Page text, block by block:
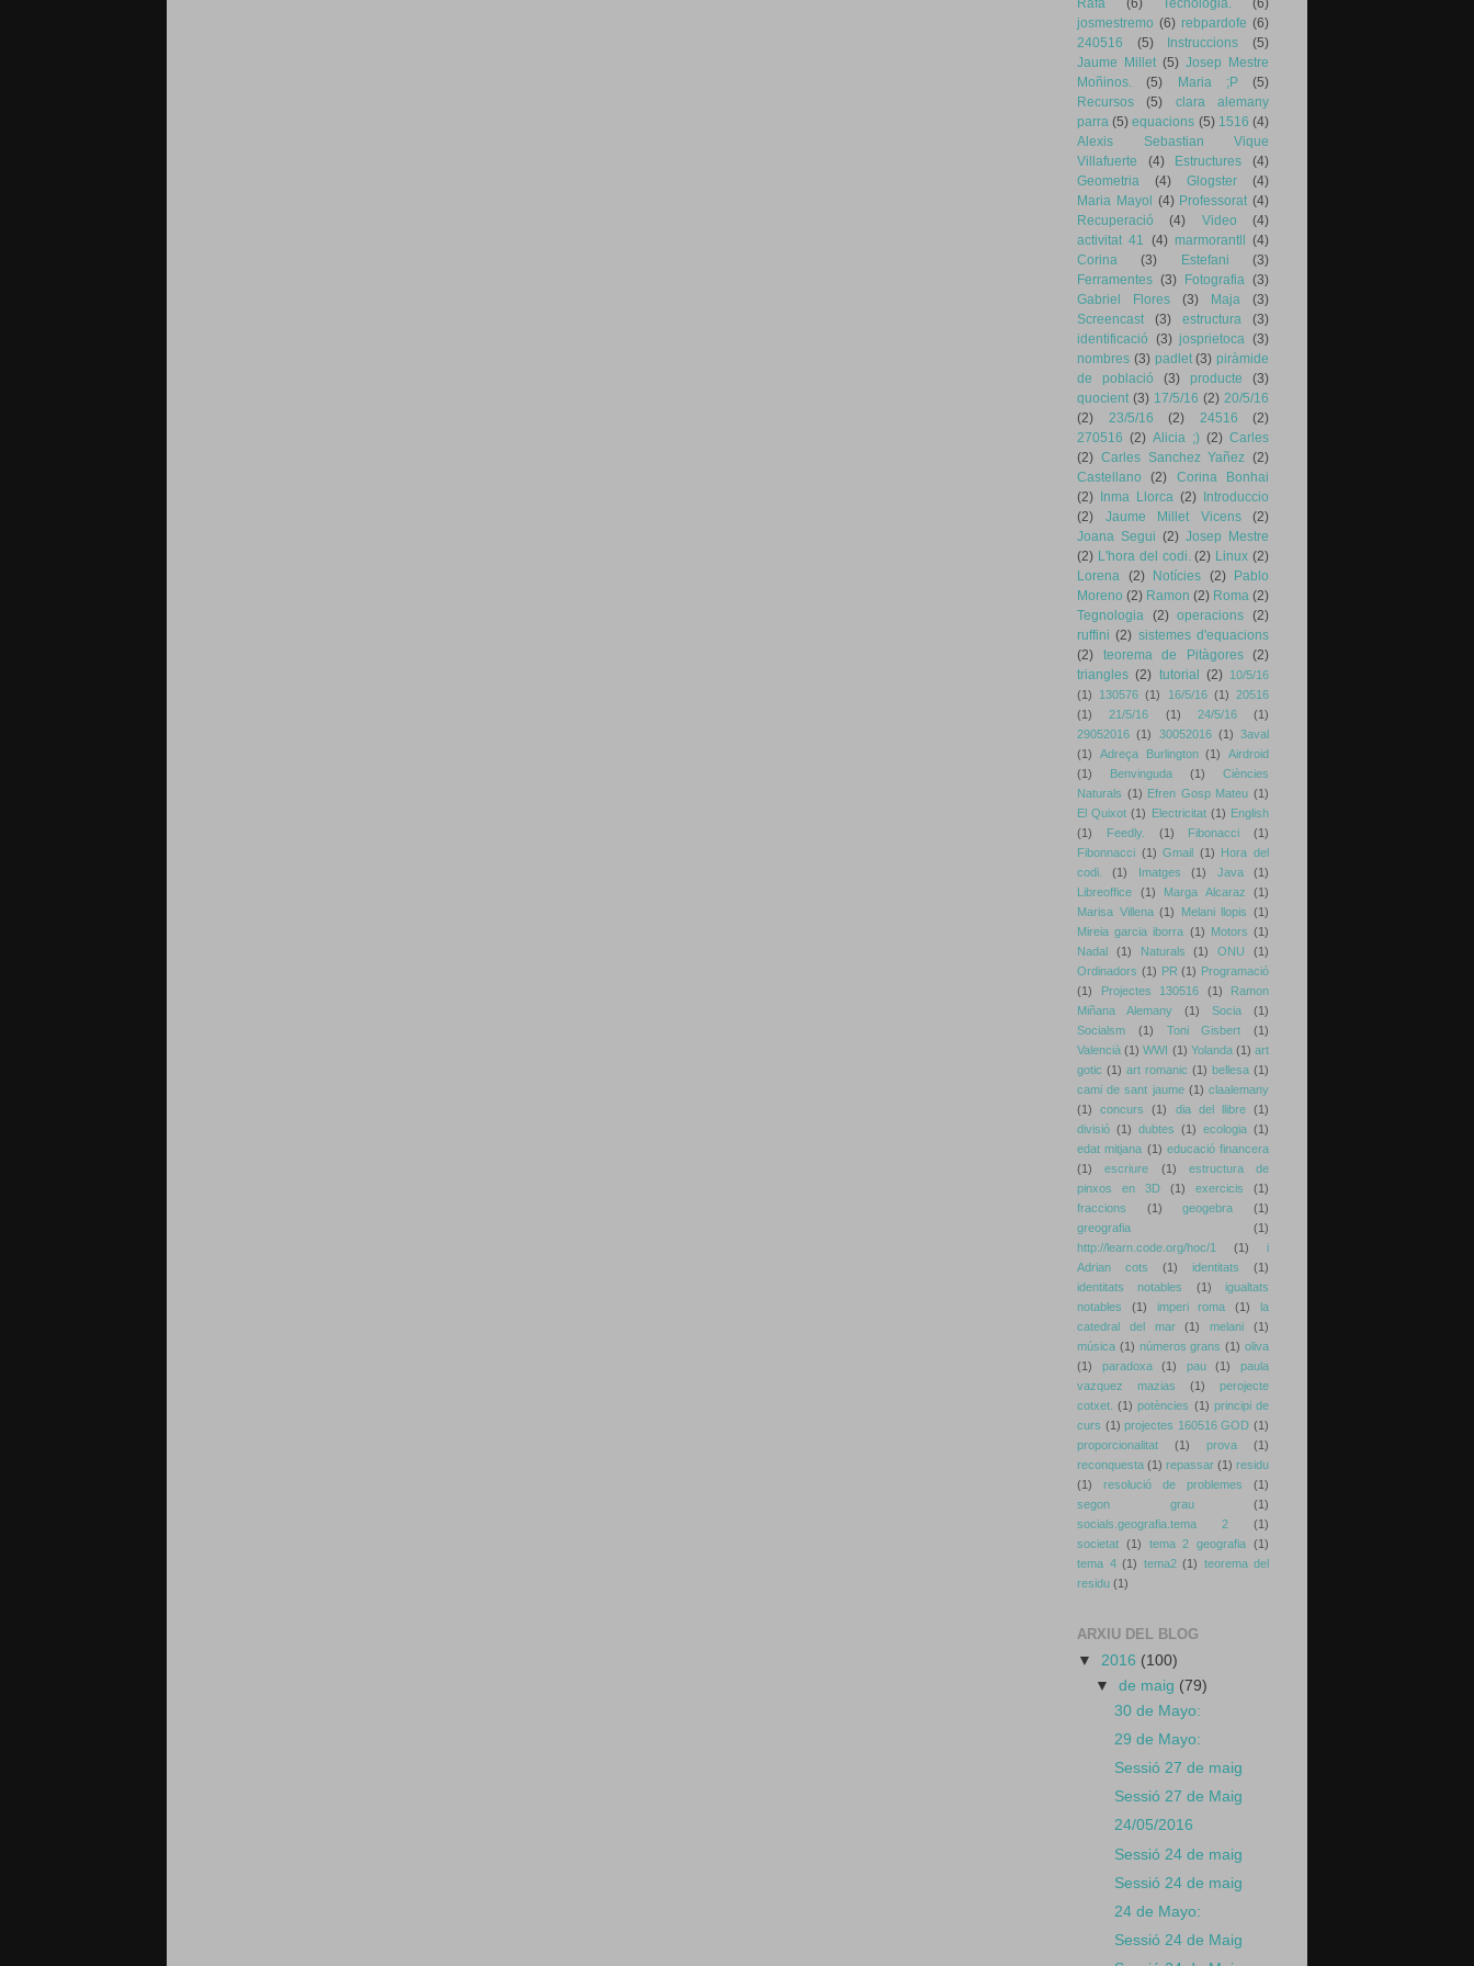
josmestremo (6) rebpardofe (6)
240516
(5) Instruccions
(5)
Jaume Millet (5) Josep Mestre
Moñinos.
(5) Maria ;P
(5)
Recursos
(5)
clara alemany
parra (5) equacions (5) 1516 (4)
Alexis Sebastian Vique
Villafuerte
(4) Estructures
(4)
Geometria
(4) Glogster
(4)
Maria Mayol (4) Professorat (4)
Recuperació
(4) Video
(4)
activitat 41
(4) marmorantll (4)
Corina
(3) Estefani
(3)
Ferramentes (3) Fotografia (3)
Gabriel Flores
(3) Maja
(3)
Screencast
(3) estructura
(3)
identificació (3) josprietoca (3)
nombres (3) padlet (3) piràmide
de població
(3) producte
(3)
quocient (3) 17/5/16 (2) 20/5/16
(2)
23/5/16 (2) 24516
(2)
270516 (2) Alicia ;) (2) Carles
(2) Carles Sanchez Yañez (2)
Castellano
(2)
Corina Bonhai
(2) Inma Llorca (2) Introduccio
(2)
Jaume Millet Vicens
(2)
Joana Segui (2) Josep Mestre
(2) L'hora del codi. (2) Linux (2)
Lorena
(2) Notícies (2)
Pablo
Moreno (2) Ramon (2) Roma (2)
Tegnologia
(2) operacions (2)
ruffini (2) sistemes d'equacions
(2)
teorema de Pitàgores
(2)
triangles (2) tutorial (2)
10/5/16
(1)
130576 (1) 16/5/16 (1) 20516
(1)
21/5/16 (1) 24/5/16
(1)
29052016 (1) 30052016 (1) 3aval
(1)
Adreça Burlington (1)
Airdroid
(1)
Benvinguda (1)
Ciències
Naturals (1) Efren Gosp Mateu (1)
El Quixot (1) Electricitat (1) English
(1)
Feedly. (1) Fibonacci
(1)
Fibonnacci (1) Gmail (1) Hora del
codi.
(1) Imatges (1) Java
(1)
Libreoffice
(1) Marga Alcaraz
(1)
Marisa Villena (1) Melani llopis (1)
Mireia garcia iborra (1) Motors (1)
Nadal
(1) Naturals (1) ONU
(1)
Ordinadors (1) PR (1) Programació
(1)
Projectes 130516 (1)
Ramon
Miñana Alemany
(1) Socia
(1)
Socialsm
(1) Toni Gisbert
(1)
Valencià (1) WWI (1) Yolanda (1) art
gotic (1) art romanic (1) bellesa (1)
cami de sant jaume (1) claalemany
(1)
concurs (1) dia del llibre (1)
divisió (1) dubtes (1) ecologia (1)
edat mitjana (1) educació financera
(1)
escriure (1)
estructura de
pinxos en 3D
(1) exercicis
(1)
fraccions
(1) geogebra
(1)
greografia
(1)
http://learn.code.org/hoc/1
(1)
i
Adrian cots
(1) identitats
(1)
identitats notables
(1)
igualtats
notables
(1) imperi roma (1)
la
catedral del mar
(1) melani
(1)
música (1) números grans (1) oliva
(1)
paradoxa (1) pau (1)
paula
vazquez mazias
(1)
perojecte
cotxet.
(1) potències (1) principi de
curs (1) projectes 160516 GOD (1)
proporcionalitat
(1) prova
(1)
reconquesta (1) repassar (1) residu
(1)
resolució de problemes
(1)
segon grau
(1)
socials.geografia.tema 2
(1)
societat (1) tema 2 geografia (1)
tema 4 (1) tema2 (1) teorema del
residu (1)
ARXIU DEL BLOG
▼ 2016 (100)
▼de maig (79)
30 de Mayo:
29 de Mayo:
Sessió 27 de maig
Sessió 27 de Maig
24/05/2016
Sessió 24 de maig
Sessió 24 de maig
24 de Mayo:
Sessió 24 de Maig